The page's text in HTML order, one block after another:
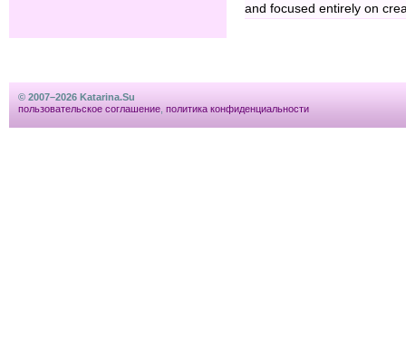
and focused entirely on
© 2007–2026 Katarina.Su
пользовательское соглашение политика конфиденциальности